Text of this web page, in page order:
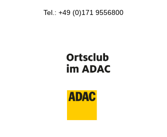
Tel.: +49 (0)171 9556800